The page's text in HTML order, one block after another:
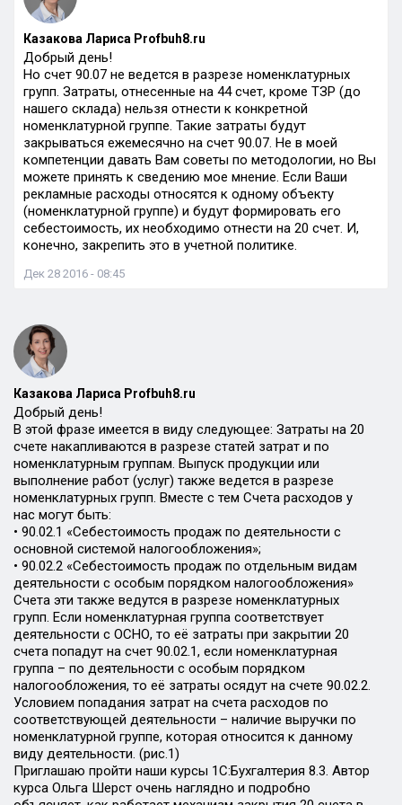
Казакова Лариса Profbuh8.ru
Добрый день!
Но счет 90.07 не ведется в разрезе номенклатурных
групп. Затраты, отнесенные на 44 счет, кроме ТЗР (до
нашего склада) нельзя отнести к конкретной
номенклатурной группе. Такие затраты будут
закрываться ежемесячно на счет 90.07. Не в моей
компетенции давать Вам советы по методологии, но Вы
можете принять к сведению мое мнение. Если Ваши
рекламные расходы относятся к одному объекту
(номенклатурной группе) и будут формировать его
себестоимость, их необходимо отнести на 20 счет. И,
конечно, закрепить это в учетной политике.
Дек 28 2016 - 08:45
Казакова Лариса Profbuh8.ru
Добрый день!
В этой фразе имеется в виду следующее: Затраты на 20
счете накапливаются в разрезе статей затрат и по
номенклатурным группам. Выпуск продукции или
выполнение работ (услуг) также ведется в разрезе
номенклатурных групп. Вместе с тем Счета расходов у
нас могут быть:
• 90.02.1 «Себестоимость продаж по деятельности с
основной системой налогообложения»;
• 90.02.2 «Себестоимость продаж по отдельным видам
деятельности с особым порядком налогообложения»
Счета эти также ведутся в разрезе номенклатурных
групп. Если номенклатурная группа соответствует
деятельности с ОСНО, то её затраты при закрытии 20
счета попадут на счет 90.02.1, если номенклатурная
группа – по деятельности с особым порядком
налогообложения, то её затраты осядут на счете 90.02.2.
Условием попадания затрат на счета расходов по
соответствующей деятельности – наличие выручки по
номенклатурной группе, которая относится к данному
виду деятельности. (рис.1)
Приглашаю пройти наши курсы 1С:Бухгалтерия 8.3. Автор
курса Ольга Шерст очень наглядно и подробно